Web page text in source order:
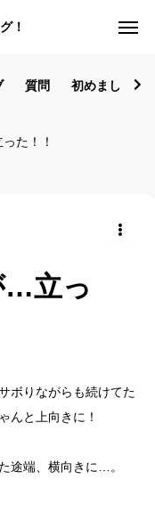
！
質問 初めまして！
た！！
…立っ
ボりながらも続けてた
んと上向きに！
途端、横向きに…。